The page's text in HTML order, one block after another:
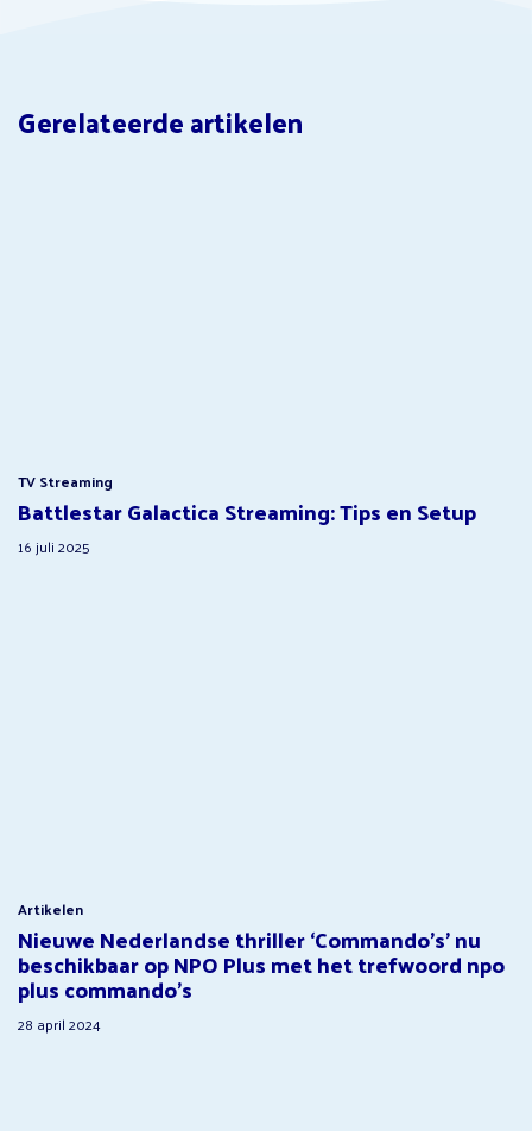
Gerelateerde artikelen
TV Streaming
Battlestar Galactica Streaming: Tips en Setup
16 juli 2025
Artikelen
Nieuwe Nederlandse thriller ‘Commando’s’ nu
beschikbaar op NPO Plus met het trefwoord npo
plus commando’s
28 april 2024